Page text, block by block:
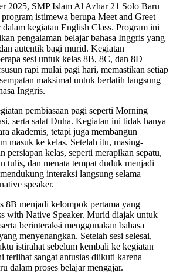
2025, SMP Islam Al Azhar 21 Solo Baru
istimewa berupa Meet and Greet
dalam kegiatan English Class. Program ini
pengalaman belajar bahasa Inggris yang
autentik bagi murid. Kegiatan
sesi untuk kelas 8B, 8C, dan 8D
rapi mulai pagi hari, memastikan setiap
maksimal untuk berlatih langsung
Inggris.
pembiasaan pagi seperti Morning
serta salat Duha. Kegiatan ini tidak hanya
akademis, tetapi juga membangun
masuk ke kelas. Setelah itu, masing-
persiapan kelas, seperti merapikan sepatu,
tulis, dan menata tempat duduk menjadi
interaksi langsung selama
speaker.
8B menjadi kelompok pertama yang
with Native Speaker. Murid diajak untuk
berinteraksi menggunakan bahasa
menyenangkan. Setelah sesi selesai,
istirahat sebelum kembali ke kegiatan
terlihat sangat antusias diikuti karena
dalam proses belajar mengajar.